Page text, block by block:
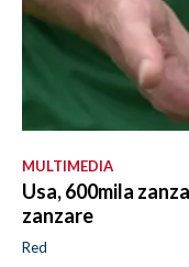
MULTIMEDIA
Usa, 600mila
zanzare
Red